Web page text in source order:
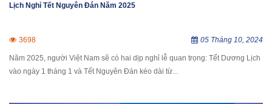
Lịch Nghỉ Tết Nguyên Đán Năm 2025
3698 05 Tháng 10, 2024
Năm 2025, người Việt Nam sẽ có hai dịp nghỉ lễ quan trọng: Tết Dương Lịch
vào ngày 1 tháng 1 và Tết Nguyên Đán kéo dài từ...